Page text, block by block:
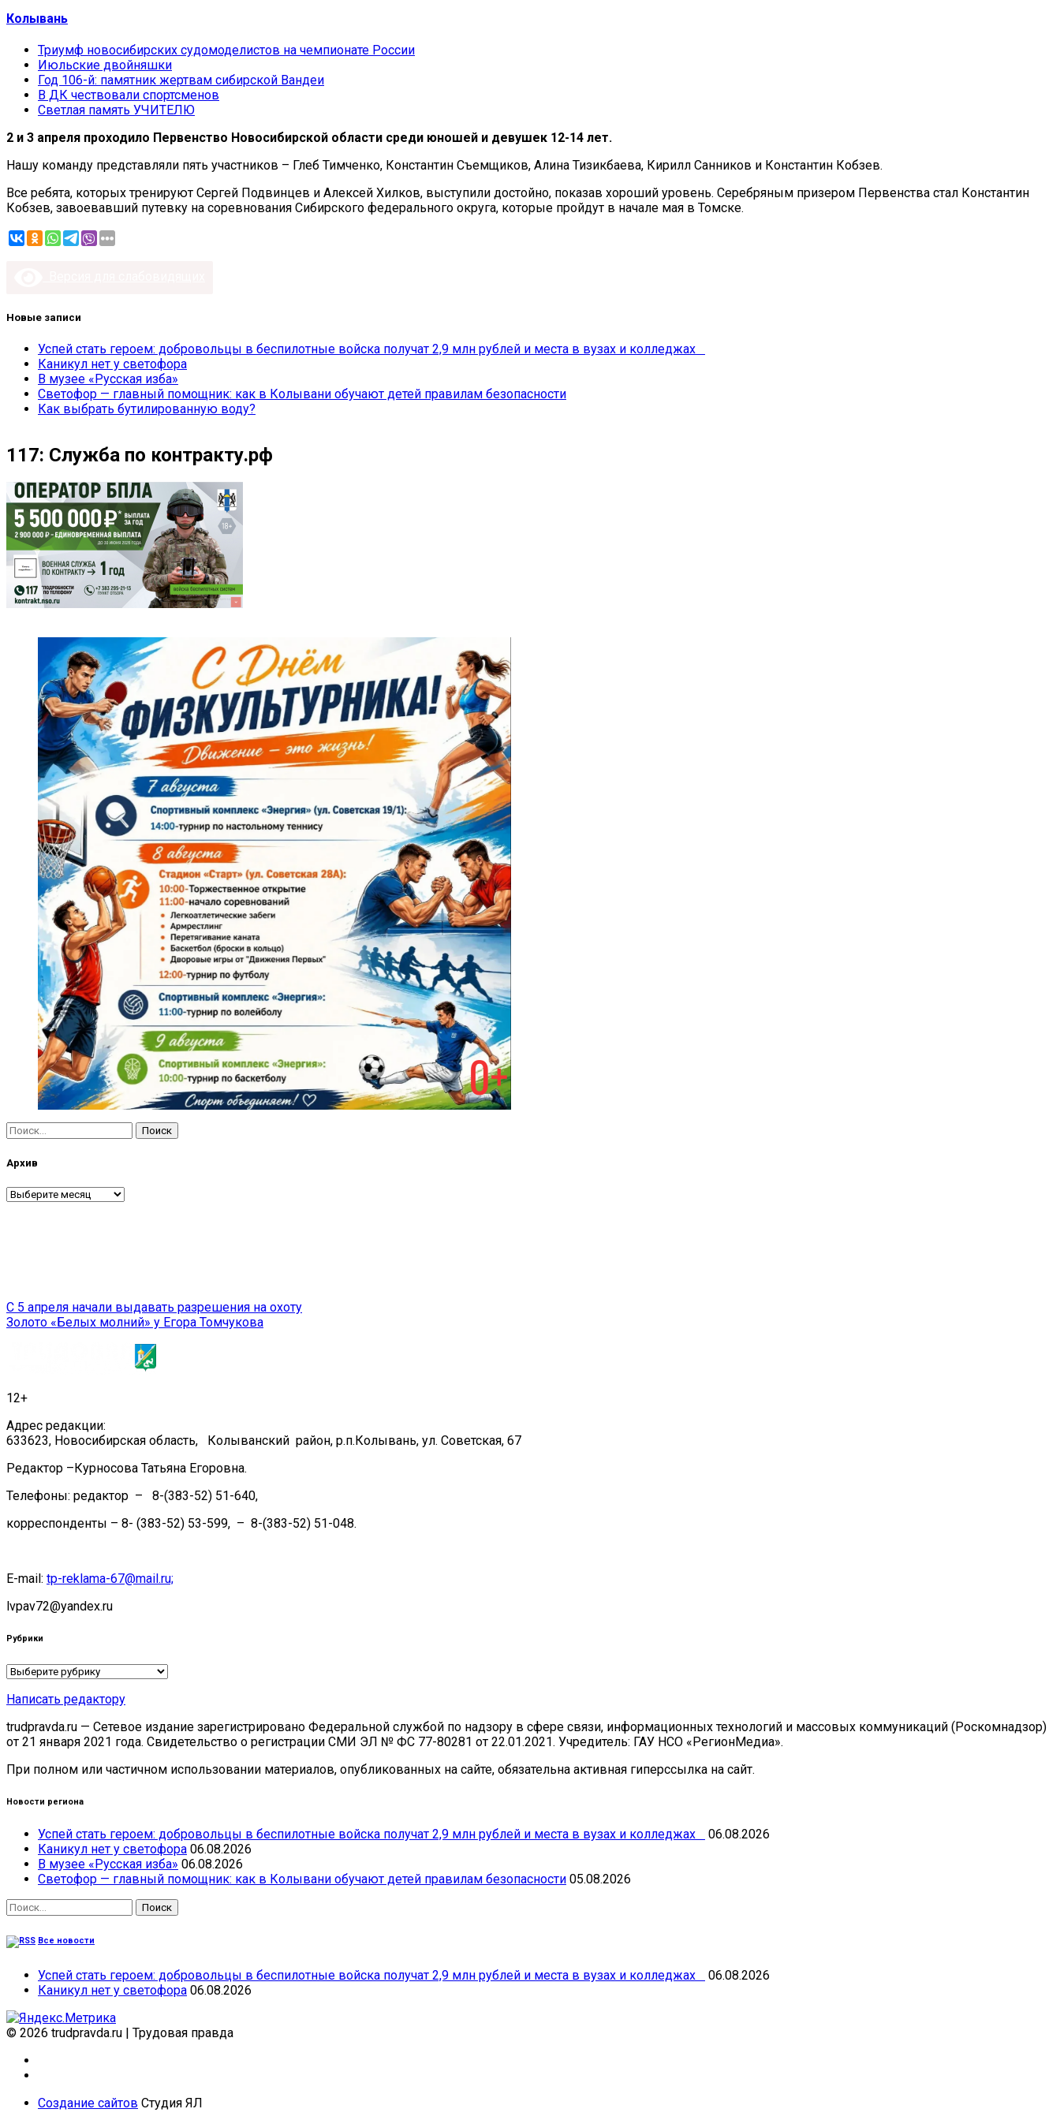
Колывань
Триумф новосибирских судомоделистов на чемпионате России
Июльские двойняшки
Год 106-й: памятник жертвам сибирской Вандеи
В ДК чествовали спортсменов
Светлая память УЧИТЕЛЮ
2 и 3 апреля проходило Первенство Новосибирской области среди юношей и девушек 12-14 лет.
Нашу команду представляли пять участников – Глеб Тимченко, Константин Съемщиков, Алина Тизикбаева, Кирилл Санников и Константин Кобзев.
Все ребята, которых тренируют Сергей Подвинцев и Алексей Хилков, выступили достойно, показав хороший уровень. Серебряным призером Первенства стал Константин
Кобзев, завоевавший путевку на соревнования Сибирского федерального округа, которые пройдут в начале мая в Томске.
Новые записи
Успей стать героем: добровольцы в беспилотные войска получат 2,9 млн рублей и места в вузах и колледжах
Каникул нет у светофора
В музее «Русская изба»
Светофор — главный помощник: как в Колывани обучают детей правилам безопасности
Как выбрать бутилированную воду?
117: Служба по контракту.рф
Найти:
Архив
Архив
Навигация
по
С 5 апреля начали выдавать разрешения на охоту
Золото «Белых молний» у Егора Томчукова
12+
Адрес редакции:
633623, Новосибирская область, Колыванский район, р.п.Колывань, ул. Советская, 67
Редактор –Курносова Татьяна Егоровна.
Телефоны: редактор – 8-(383-52) 51-640,
корреспонденты – 8- (383-52) 53-599, – 8-(383-52) 51-048.
E-mail: tp-reklama-67@mail.ru;
lvpav72@yandex.ru
Рубрики
Рубрики
Написать редактору
trudpravda.ru — Сетевое издание зарегистрировано Федеральной службой по надзору в сфере связи, информационных технологий и массовых коммуникаций (Роскомнадзор)
от 21 января 2021 года. Свидетельство о регистрации СМИ ЭЛ № ФС 77-80281 от 22.01.2021. Учредитель: ГАУ НСО «РегионМедиа».
При полном или частичном использовании материалов, опубликованных на сайте, обязательна активная гиперссылка на сайт.
Новости региона
Успей стать героем: добровольцы в беспилотные войска получат 2,9 млн рублей и места в вузах и колледжах
06.08.2026
Каникул нет у светофора 06.08.2026
В музее «Русская изба» 06.08.2026
Светофор — главный помощник: как в Колывани обучают детей правилам безопасности 05.08.2026
Найти:
Все новости
Успей стать героем: добровольцы в беспилотные войска получат 2,9 млн рублей и места в вузах и колледжах
06.08.2026
Каникул нет у светофора 06.08.2026
© 2026 trudpravda.ru | Трудовая правда
Создание сайтов Студия ЯЛ